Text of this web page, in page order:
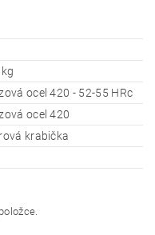
ocel 420 - 52-55 HRc
ocel 420
krabička